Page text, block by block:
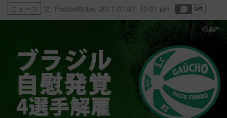
ニュース 文: Footballtribe 2017.07.07. 10:01 pm